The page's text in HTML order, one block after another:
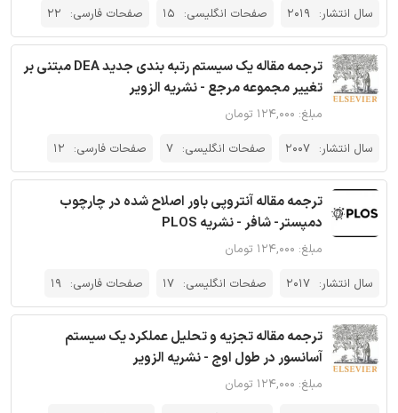
سال انتشار: 2019 صفحات انگلیسی: 15 صفحات فارسی: 22
ترجمه مقاله یک سیستم رتبه بندی جدید DEA مبتنی بر
تغییر مجموعه مرجع - نشریه الزویر
مبلغ: ۱۲۴,۰۰۰ تومان
سال انتشار: 2007 صفحات انگلیسی: 7 صفحات فارسی: 12
ترجمه مقاله آنتروپی باور اصلاح شده در چارچوب
دمپستر- شافر - نشریه PLOS
مبلغ: ۱۲۴,۰۰۰ تومان
سال انتشار: 2017 صفحات انگلیسی: 17 صفحات فارسی: 19
ترجمه مقاله تجزیه و تحلیل عملکرد یک سیستم
آسانسور در طول اوج - نشریه الزویر
مبلغ: ۱۲۴,۰۰۰ تومان